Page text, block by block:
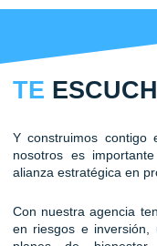
TE
Y construimos contigo
nosotros es
alianza estratégica en
Con nuestra agencia
en riesgos e inversión,